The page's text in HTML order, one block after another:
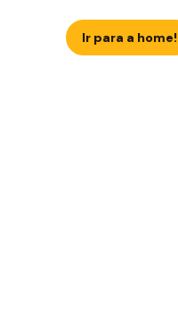
Ir para a home!